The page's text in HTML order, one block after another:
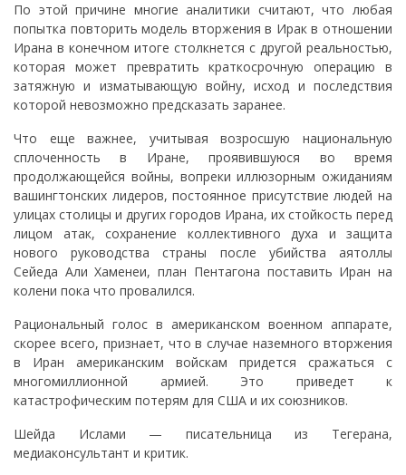
По этой причине многие аналитики считают, что любая
попытка повторить модель вторжения в Ирак в отношении
Ирана в конечном итоге столкнется с другой реальностью,
которая может превратить краткосрочную операцию в
затяжную и изматывающую войну, исход и последствия
которой невозможно предсказать заранее.
Что еще важнее, учитывая возросшую национальную
сплоченность в Иране, проявившуюся во время
продолжающейся войны, вопреки иллюзорным ожиданиям
вашингтонских лидеров, постоянное присутствие людей на
улицах столицы и других городов Ирана, их стойкость перед
лицом атак, сохранение коллективного духа и защита
нового руководства страны после убийства аятоллы
Сейеда Али Хаменеи, план Пентагона поставить Иран на
колени пока что провалился.
Рациональный голос в американском военном аппарате,
скорее всего, признает, что в случае наземного вторжения
в Иран американским войскам придется сражаться с
многомиллионной армией. Это приведет к
катастрофическим потерям для США и их союзников.
Шейда Ислами — писательница из Тегерана,
медиаконсультант и критик.